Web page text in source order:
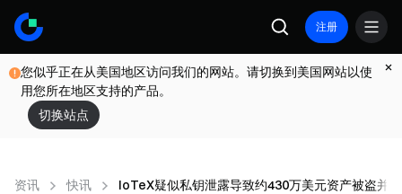
注册
您似乎正在从美国地区访问我们的网站。请切换到美国网站以使
用您所在地区支持的产品。
切换站点
资讯 快讯 IoTeX疑似私钥泄露导致约430万美元资产被盗并